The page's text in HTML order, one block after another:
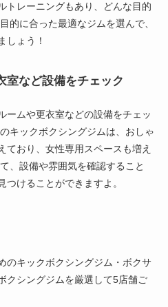
トレーニングもあり、どんな目的
的に合った最適なジムを選んで、
しょう！
室など設備をチェック
ームや更衣室などの設備をチェッ
キックボクシングジムは、おしゃ
ており、女性専用スペースも増え
、設備や雰囲気を確認すること
けることができますよ。
のキックボクシングジム・ボクサ
クシングジムを厳選して5店舗ご